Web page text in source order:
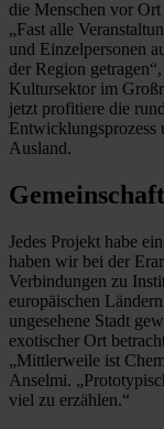
die Menschen vor
„Fast alle
und Einzelpersonen
der Region
Kultursektor im
jetzt profitiere die
Entwicklungsprozess
Ausland.
Jedes Projekt ­habe
haben wir bei der
Verbindungen zu
europäischen
ungesehene Stadt
exotischer Ort
„Mittlerweile ist
Anselmi.
viel zu erzählen.“